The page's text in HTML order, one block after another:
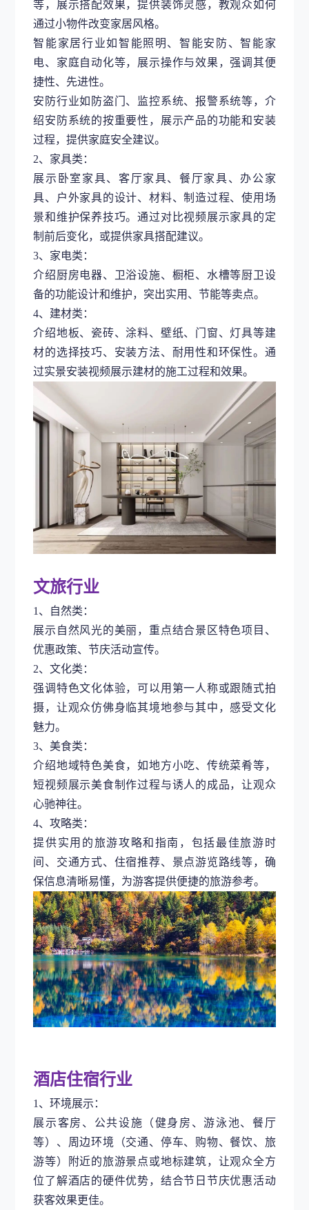
等，展示搭配效果，提供装饰灵感，教观众如何
通过小物件改变家居风格。
智能家居行业如智能照明、智能安防、智能家
电、家庭自动化等，展示操作与效果，强调其便
捷性、先进性。
安防行业如防盗门、监控系统、报警系统等，介
绍安防系统的按重要性，展示产品的功能和安装
过程，提供家庭安全建议。
2、家具类：
展示卧室家具、客厅家具、餐厅家具、办公家
具、户外家具的设计、材料、制造过程、使用场
景和维护保养技巧。通过对比视频展示家具的定
制前后变化，或提供家具搭配建议。
3、家电类：
介绍厨房电器、卫浴设施、橱柜、水槽等厨卫设
备的功能设计和维护，突出实用、节能等卖点。
4、建材类：
介绍地板、瓷砖、涂料、壁纸、门窗、灯具等建
材的选择技巧、安装方法、耐用性和环保性。通
过实景安装视频展示建材的施工过程和效果。
文旅行业
1、自然类：
展示自然风光的美丽，重点结合景区特色项目、
优惠政策、节庆活动宣传。
2、文化类：
强调特色文化体验，可以用第一人称或跟随式拍
摄，让观众仿佛身临其境地参与其中，感受文化
魅力。
3、美食类：
介绍地域特色美食，如地方小吃、传统菜肴等，
短视频展示美食制作过程与诱人的成品，让观众
心驰神往。
4、攻略类：
提供实用的旅游攻略和指南，包括最佳旅游时
间、交通方式、住宿推荐、景点游览路线等，确
保信息清晰易懂，为游客提供便捷的旅游参考。
酒店住宿行业
1、环境展示：
展示客房、公共设施（健身房、游泳池、餐厅
等）、周边环境（交通、停车、购物、餐饮、旅
游等）附近的旅游景点或地标建筑，让观众全方
位了解酒店的硬件优势，结合节日节庆优惠活动
获客效果更佳。